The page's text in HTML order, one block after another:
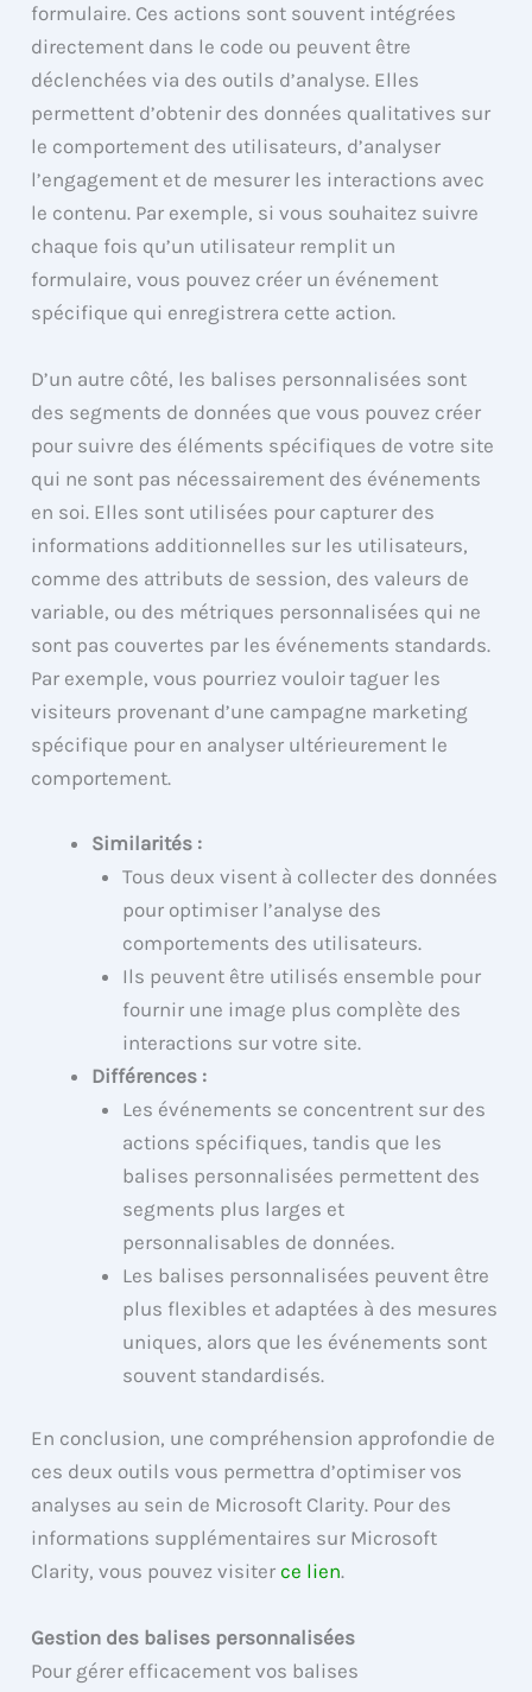
formulaire. Ces actions sont souvent intégrées
directement dans le code ou peuvent être
déclenchées via des outils d’analyse. Elles
permettent d’obtenir des données qualitatives sur
le comportement des utilisateurs, d’analyser
l’engagement et de mesurer les interactions avec
le contenu. Par exemple, si vous souhaitez suivre
chaque fois qu’un utilisateur remplit un
formulaire, vous pouvez créer un événement
spécifique qui enregistrera cette action.
D’un autre côté, les balises personnalisées sont
des segments de données que vous pouvez créer
pour suivre des éléments spécifiques de votre site
qui ne sont pas nécessairement des événements
en soi. Elles sont utilisées pour capturer des
informations additionnelles sur les utilisateurs,
comme des attributs de session, des valeurs de
variable, ou des métriques personnalisées qui ne
sont pas couvertes par les événements standards.
Par exemple, vous pourriez vouloir taguer les
visiteurs provenant d’une campagne marketing
spécifique pour en analyser ultérieurement le
comportement.
Similarités :
Tous deux visent à collecter des données
pour optimiser l’analyse des
comportements des utilisateurs.
Ils peuvent être utilisés ensemble pour
fournir une image plus complète des
interactions sur votre site.
Différences :
Les événements se concentrent sur des
actions spécifiques, tandis que les
balises personnalisées permettent des
segments plus larges et
personnalisables de données.
Les balises personnalisées peuvent être
plus flexibles et adaptées à des mesures
uniques, alors que les événements sont
souvent standardisés.
En conclusion, une compréhension approfondie de
ces deux outils vous permettra d’optimiser vos
analyses au sein de Microsoft Clarity. Pour des
informations supplémentaires sur Microsoft
Clarity, vous pouvez visiterce lien.
Gestion des balises personnalisées
Pour gérer efficacement vos balises